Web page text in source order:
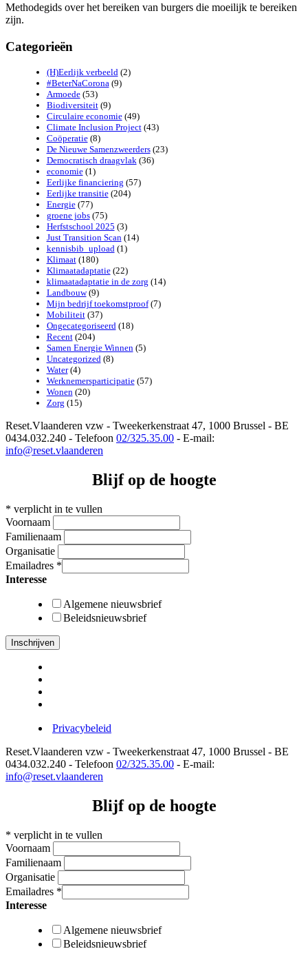
Methodegids over het bereiken van burgers die moeilijk te bereiken
zijn.
Categorieën
(H)Eerlijk verbeeld(2)
#BeterNaCorona(9)
Armoede(53)
Biodiversiteit(9)
Circulaire economie(49)
Climate Inclusion Project(43)
Coöperatie(8)
De Nieuwe Samenzweerders(23)
Democratisch draagvlak(36)
economie(1)
Eerlijke financiering (57)
Eerlijke transitie(204)
Energie(77)
groene jobs(75)
Herfstschool 2025 (3)
Just Transition Scan(14)
kennisbib_upload(1)
Klimaat(180)
Klimaatadaptatie(22)
klimaatadaptatie in de zorg (14)
Landbouw(9)
Mijn bedrijf toekomstproof(7)
Mobiliteit(37)
Ongecategoriseerd(18)
Recent(204)
Samen Energie Winnen(5)
Uncategorized(8)
Water(4)
Werknemersparticipatie(57)
Wonen(20)
Zorg (15)
Reset.Vlaanderen vzw - Tweekerkenstraat 47, 1000 Brussel - BE
0434.032.240 - Telefoon 02/325.35.00 - E-mail:
info@reset.vlaanderen
Blijf op de hoogte
* verplicht in te vullen
Voornaam
Familienaam
Organisatie
Emailadres *
Interesse
Algemene nieuwsbrief
Beleidsnieuwsbrief
Privacybeleid
Reset.Vlaanderen vzw - Tweekerkenstraat 47, 1000 Brussel - BE
0434.032.240 - Telefoon 02/325.35.00 - E-mail:
info@reset.vlaanderen
Blijf op de hoogte
* verplicht in te vullen
Voornaam
Familienaam
Organisatie
Emailadres *
Interesse
Algemene nieuwsbrief
Beleidsnieuwsbrief